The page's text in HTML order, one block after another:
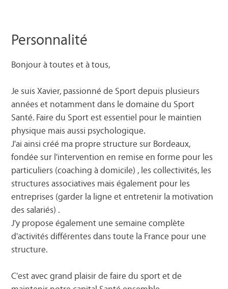
Personnalité
Bonjour à toutes et à tous,
Je suis Xavier, passionné de Sport depuis plusieurs
années et notamment dans le domaine du Sport
Santé. Faire du Sport est essentiel pour le maintien
physique mais aussi psychologique.
J'ai ainsi créé ma propre structure sur Bordeaux,
fondée sur l'intervention en remise en forme pour les
particuliers (coaching à domicile) , les collectivités, les
structures associatives mais également pour les
entreprises (garder la ligne et entretenir la motivation
des salariés) .
J'y propose également une semaine complète
d'activités différentes dans toute la France pour une
structure.
C'est avec grand plaisir de faire du sport et de